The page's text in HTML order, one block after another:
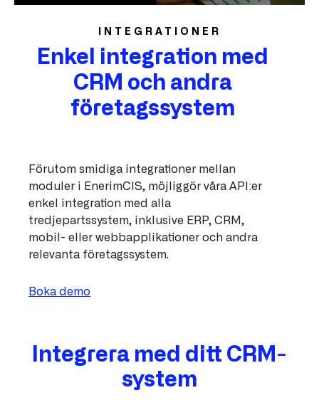
INTEGRATIONER
Enkel integration med
CRM och andra
företagssystem
Förutom smidiga integrationer mellan
moduler i EnerimCIS, möjliggör våra API:er
enkel integration med alla
tredjepartssystem, inklusive ERP, CRM,
mobil- eller webbapplikationer och andra
relevanta företagssystem.
Boka demo
Integrera med ditt CRM-
system